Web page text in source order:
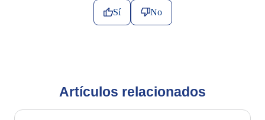
Sí No
Artículos relacionados